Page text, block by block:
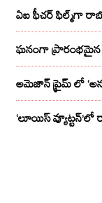
ఏఐ ఫీచర్ ఫిల్మ్‌గా
ఘనంగా ప్రారంభమైన
అమెజాన్ ప్రైమ్ లో
‘లూయిస్